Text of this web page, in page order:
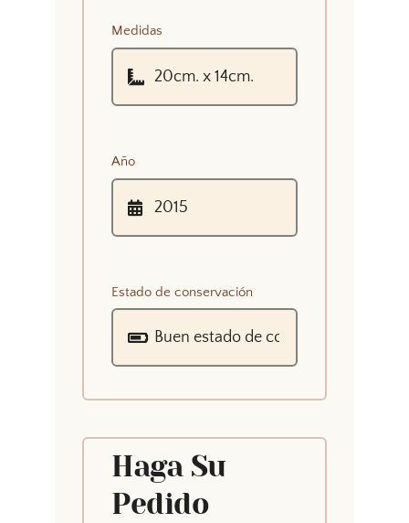
Medidas
Año
Estado de conservación
Haga Su
Pedido